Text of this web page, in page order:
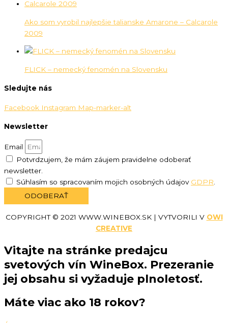
Ako som vyrobil najlepšie talianske Amarone – Calcarole
2009
FLICK – nemecký fenomén na Slovensku
Sledujte nás
Facebook Instagram Map-marker-alt
Newsletter
Email
Potvrdzujem, že mám záujem pravidelne odoberať
newsletter.
Súhlasím so spracovaním mojich osobných údajov GDPR
ODOBERAŤ
COPYRIGHT © 2021 WWW.WINEBOX.SK | VYTVORILI V OWI
CREATIVE
Vitajte na stránke predajcu
svetových vín WineBox. Prezeranie
jej obsahu si vyžaduje plnoletosť.
Máte viac ako 18 rokov?